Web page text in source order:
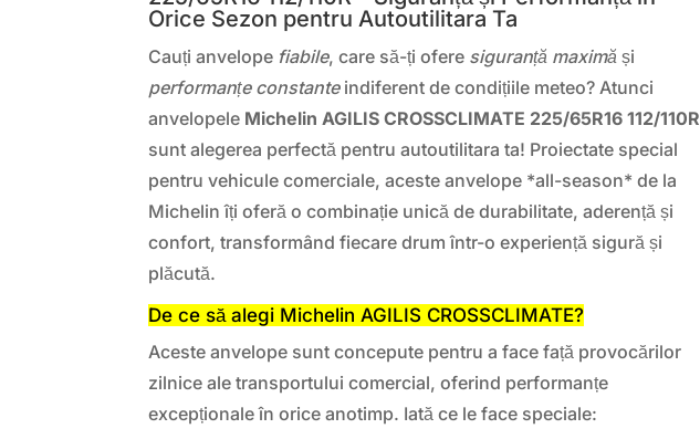
Orice Sezon pentru Autoutilitara Ta
Cauți anvelope fiabile, care să-ți ofere siguranță maximă și
performanțe constanteindiferent de condițiile meteo? Atunci
anvelopele Michelin AGILIS CROSSCLIMATE 225/65R16 112/110R
sunt alegerea perfectă pentru autoutilitara ta! Proiectate special
pentru vehicule comerciale, aceste anvelope *all-season* de la
Michelin îți oferă o combinație unică de durabilitate, aderență și
confort, transformând fiecare drum într-o experiență sigură și
plăcută.
De ce să alegi Michelin AGILIS CROSSCLIMATE?
Aceste anvelope sunt concepute pentru a face față provocărilor
zilnice ale transportului comercial, oferind performanțe
excepționale în orice anotimp. Iată ce le face speciale: